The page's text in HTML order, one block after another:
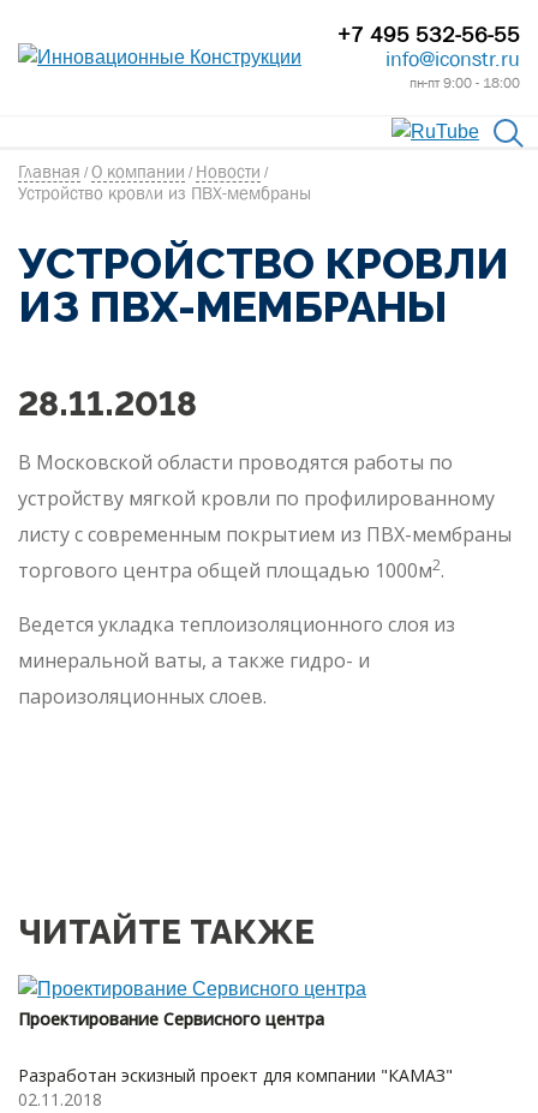
+7 495 532-56-55
info@iconstr.ru
пн-пт 9:00 - 18:00
Главная / О компании / Новости /
Устройство кровли из ПВХ-мембраны
УСТРОЙСТВО КРОВЛИ
ИЗ ПВХ-МЕМБРАНЫ
28.11.2018
В Московской области проводятся работы по
устройству мягкой кровли по профилированному
листу с современным покрытием из ПВХ-мембраны
торгового центра общей площадью 1000м2.
Ведется укладка теплоизоляционного слоя из
минеральной ваты, а также гидро- и
пароизоляционных слоев.
ЧИТАЙТЕ ТАКЖЕ
Проектирование Сервисного центра
Разработан эскизный проект для компании "КАМАЗ"
02.11.2018